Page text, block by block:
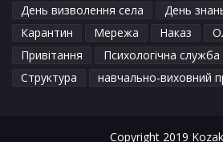
День визволення села
День
Карантин
Мережа Наказ
Привітання
Психологічна служба
Структура
навчально-виховний
Copyright 2019